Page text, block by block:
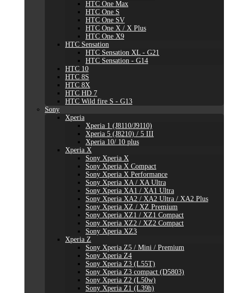
HTC One Max
HTC One S
HTC One SV
HTC One X / X Plus
HTC One X9
HTC Sensation
HTC Sensation XL - G21
HTC Sensation - G14
HTC 10
HTC 8S
HTC 8X
HTC HD 7
HTC Wild fire S - G13
Sony
Xperia
Xperia 1 (J8110/J9110)
Xperia 5 (J8210) / 5 III
Xperia 10/ 10 plus
Xperia X
Sony Xperia X
Sony Xperia X Compact
Sony Xperia X Performance
Sony Xperia XA / XA Ultra
Sony Xperia XA1 / XA1 Ultra
Sony Xperia XA2 / XA2 Ultra / XA2 Plus
Sony Xperia XZ / XZ Premium
Sony Xperia XZ1 / XZ1 Compact
Sony Xperia XZ2 / XZ2 Compact
Sony Xperia XZ3
Xperia Z
Sony Xperia Z5 / Mini / Premium
Sony Xperia Z4
Sony Xperia Z3 (L55T)
Sony Xperia Z3 compact (D5803)
Sony Xperia Z2 (L50w)
Sony Xperia Z1 (L39h)